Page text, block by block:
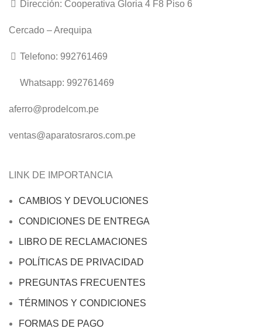
Dirección: Cooperativa Gloria 4 F8 Piso 6
Cercado – Arequipa
Telefono: 992761469
Whatsapp: 992761469
aferro@prodelcom.pe
ventas@aparatosraros.com.pe
LINK DE IMPORTANCIA
CAMBIOS Y DEVOLUCIONES
CONDICIONES DE ENTREGA
LIBRO DE RECLAMACIONES
POLÍTICAS DE PRIVACIDAD
PREGUNTAS FRECUENTES
TÉRMINOS Y CONDICIONES
FORMAS DE PAGO